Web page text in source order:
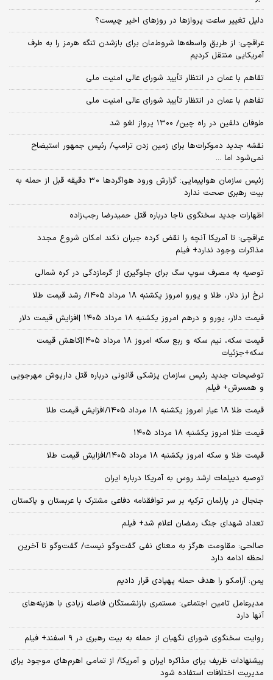
دلیل تغییر ساعت پروازها در روزهای اخیر چیست؟
عراقچی: از طریق واسطه‌ها شروط‌مان برای بازشدن تنگه هرمز را به طرف
آمریکایی منتقل کردیم
تفاهم با عمان در انتظار تأیید شورای عالی امنیت ملی
تفاهم با عمان در انتظار تأیید شورای عالی امنیت ملی
طوفان دلفین در راه چین/ ۱۳۰۰ پرواز لغو شد
نقشه جدید دموکرات‌ها برای زمین زدن ترامپ/ رئیس جمهور استیضاح
نمی‌شود اما ...
زئیس سازمان هواپیمایی: گزارش ورود هواگردها ٣٠ دقیقه قبل از حمله به
بیت رهبری صحت ندارد
اظهارات جدید سخنگوی ناجا درباره قتل حمیدرضا رجب‌زاده
عراقچی: تا آمریکا آنچه را نقض کرده جبران نکند امکان شروع مجدد
مذاکرات وجود ندارد+ فیلم
توصیه به مصرف سوپ سگ برای جلوگیری از گرمازدگی در کره شمالی
نرخ ارز دلار، طلا و یورو امروز یکشنبه ۱۸ مرداد ۱۴۰۵/ رشد قیمت طلا
قیمت دلار، یورو و درهم امروز یکشنبه ۱۸ مرداد ۱۴۰۵ |افزایش قیمت دلار
قیمت سکه، نیم سکه و ربع سکه امروز ۱۸ مرداد ۱۴۰۵|کاهش قیمت
سکه+جزئیات
توضیحات جدید رئیس سازمان پزشکی قانونی درباره قتل داریوش مهرجویی
و همسرش+ فیلم
قیمت طلا ۱۸ عیار امروز یکشنبه ۱۸ مرداد ۱۴۰۵/افزایش قیمت طلا
قیمت طلا امروز یکشنبه ۱۸ مرداد ۱۴۰۵
قیمت طلا و سکه امروز یکشنبه ۱۸ مرداد ۱۴۰۵/افزایش قیمت طلا
توصیه دیپلمات ارشد روس به آمریکا درباره ایران
جنجال در پارلمان ترکیه بر سر توافقنامه دفاعی مشترک با عربستان و پاکستان
تعداد شهدای جنگ رمضان اعلام شد+ فیلم
صالحی: مقاومت هرگز به معنای نفی گفت‌وگو نیست/ گفت‌وگو تا آخرین
لحظه ادامه دارد
یمن: آرامکو را هدف حمله پهپادی قرار دادیم
مدیرعامل تامین اجتماعی: مستمری بازنشستگان فاصله زیادی با هزینه‌های
آنها دارد
روایت سخنگوی شورای نگهبان از حمله به بیت رهبری در ۹ اسفند+ فیلم
پیشنهادات ظریف برای مذاکره ایران و آمریکا/ از تمامی اهرم‌های موجود برای
مدیریت اختلافات استفاده شود